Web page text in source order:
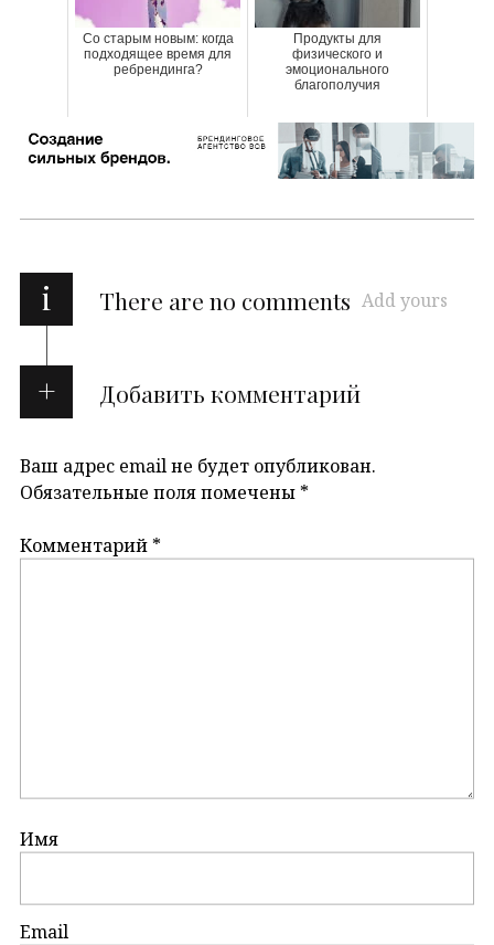
Со старым новым: когда
подходящее время для
ребрендинга?
Продукты для
физического и
эмоционального
благополучия
i There are no comments Add yours
Добавить комментарий
Ваш адрес email не будет опубликован.
Обязательные поля помечены *
Комментарий *
Имя
Email